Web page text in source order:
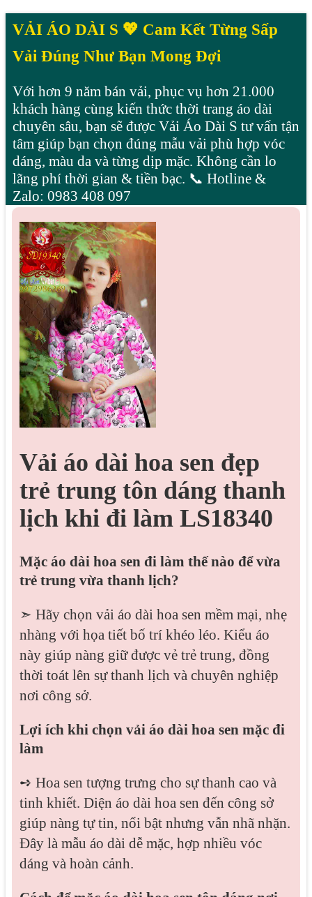
VẢI ÁO DÀI S 💖 Cam Kết Từng Sấp
Vải Đúng Như Bạn Mong Đợi
Với hơn 9 năm bán vải, phục vụ hơn 21.000
khách hàng cùng kiến thức thời trang áo dài
chuyên sâu, bạn sẽ được Vải Áo Dài S tư vấn tận
tâm giúp bạn chọn đúng mẫu vải phù hợp vóc
dáng, màu da và từng dịp mặc. Không cần lo
lãng phí thời gian & tiền bạc. 📞 Hotline &
Zalo: 0983 408 097
Vải áo dài hoa sen đẹp
trẻ trung tôn dáng thanh
lịch khi đi làm LS18340
Mặc áo dài hoa sen đi làm thế nào để vừa
trẻ trung vừa thanh lịch?
➣ Hãy chọn vải áo dài hoa sen mềm mại, nhẹ
nhàng với họa tiết bố trí khéo léo. Kiểu áo
này giúp nàng giữ được vẻ trẻ trung, đồng
thời toát lên sự thanh lịch và chuyên nghiệp
nơi công sở.
Lợi ích khi chọn vải áo dài hoa sen mặc đi
làm
➺ Hoa sen tượng trưng cho sự thanh cao và
tinh khiết. Diện áo dài hoa sen đến công sở
giúp nàng tự tin, nổi bật nhưng vẫn nhã nhặn.
Đây là mẫu áo dài dễ mặc, hợp nhiều vóc
dáng và hoàn cảnh.